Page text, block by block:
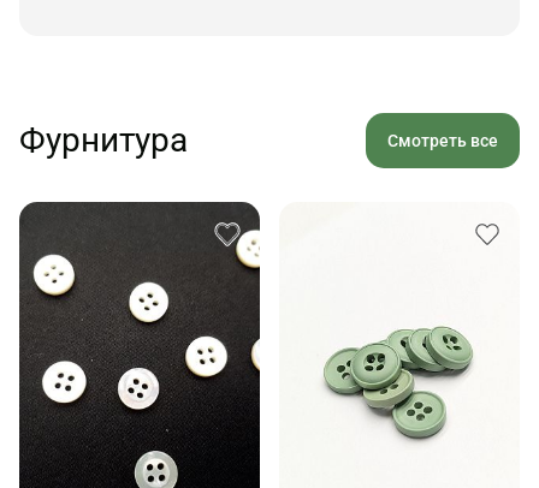
Фурнитура Смотреть все